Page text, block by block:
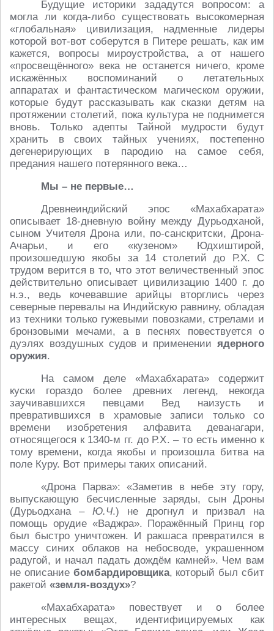
Будущие историки зададутся вопросом: а
могла ли когда-либо существовать высокомерная
«глобальная» цивилизация, надменные лидеры
которой вот-вот соберутся в Питере решать, как им
кажется, вопросы мироустройства, а от нашего
«просвещённого» века не останется ничего, кроме
искажённых воспоминаний о летательных
аппаратах и фантастическом магическом оружии,
которые будут рассказывать как сказки детям на
протяжении столетий, пока культура не поднимется
вновь. Только адепты Тайной мудрости будут
хранить в своих тайных учениях, постепенно
дегенерирующих в пародию на самое себя,
предания нашего потерянного века…
Мы – не первые…
Древнеиндийский эпос «Махабхарата»
описывает 18-дневную войну между Дурьодханой,
сыном Учителя Дрона или, по-санскритски, Дрона-
Ачарьи, и его «кузеном» Юдхиштирой,
произошедшую якобы за 14 столетий до Р.Х. С
трудом верится в то, что этот величественный эпос
действительно описывает цивилизацию 1400 г. до
н.э., ведь кочевавшие арийцы вторглись через
северные перевалы на Индийскую равнину, обладая
из техники только гужевыми повозками, стрелами и
бронзовыми мечами, а в песнях повествуется о
дуэлях воздушных судов и применении ядерного
оружия.
На самом деле «Махабхарата» содержит
куски гораздо более древних легенд, некогда
заучивавшихся певцами Вед наизусть и
превратившихся в храмовые записи только со
времени изобретения алфавита деванагари,
относящегося к 1340-м гг. до Р.Х. – то есть именно к
тому времени, когда якобы и произошла битва на
поле Куру. Вот примеры таких описаний.
«Дрона Парва»: «Заметив в небе эту гору,
выпускающую бесчисленные заряды, сын Дроны
(Дурьодхана – Ю.Ч.) не дрогнул и призвал на
помощь орудие «Ваджра». Поражённый Принц гор
был быстро уничтожен. И ракшаса превратился в
массу синих облаков на небосводе, украшенном
радугой, и начал падать дождём камней». Чем вам
не описание бомбардировщика, который был сбит
ракетой «земля-воздух»?
«Махабхарата» повествует и о более
интересных вещах, идентифицируемых как